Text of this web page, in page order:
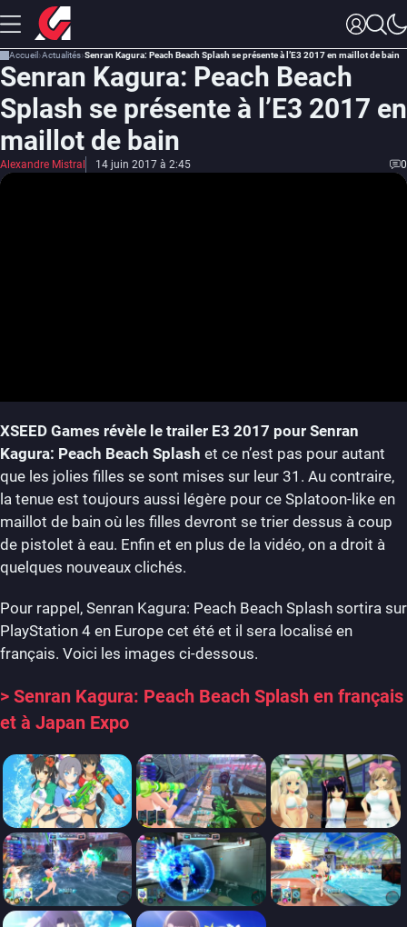
Accueil Actualités Senran Kagura: Peach Beach Splash se présente à l’E3 2017 en maillot de bain
Senran Kagura: Peach Beach
Splash se présente à l’E3 2017 en
maillot de bain
Alexandre Mistral 14 juin 2017 à 2:45 0
XSEED Games révèle le trailer E3 2017 pour Senran
Kagura: Peach Beach Splash et ce n’est pas pour autant
que les jolies filles se sont mises sur leur 31. Au contraire,
la tenue est toujours aussi légère pour ce Splatoon-like en
maillot de bain où les filles devront se trier dessus à coup
de pistolet à eau. Enfin et en plus de la vidéo, on a droit à
quelques nouveaux clichés.
Pour rappel, Senran Kagura: Peach Beach Splash sortira sur
PlayStation 4 en Europe cet été et il sera localisé en
français. Voici les images ci-dessous.
> Senran Kagura: Peach Beach Splash en français
et à Japan Expo